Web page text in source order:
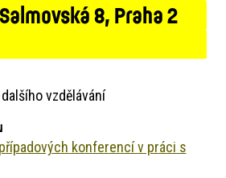
8, Praha 2
vzdělávání
konferencí v práci s